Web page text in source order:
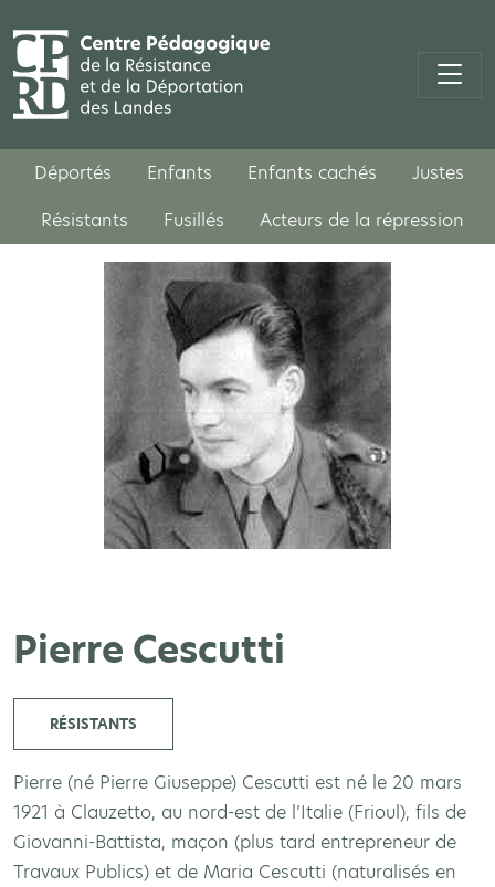
Déportés Enfants Enfants cachés
Justes
Résistants
Fusillés Acteurs de la répression
Pierre Cescutti
RÉSISTANTS
Pierre (né Pierre Giuseppe) Cescutti est né le 20 mars
1921 à Clauzetto, au nord-est de l’Italie (Frioul), fils de
Giovanni-Battista, maçon (plus tard entrepreneur de
Travaux Publics) et de Maria Cescutti (naturalisés en